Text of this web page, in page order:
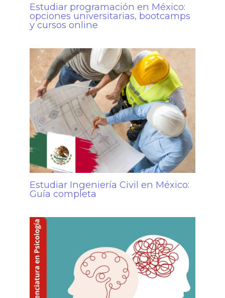
Estudiar programación en México:
opciones universitarias, bootcamps
y cursos online
Estudiar Ingeniería Civil en México:
Guía completa